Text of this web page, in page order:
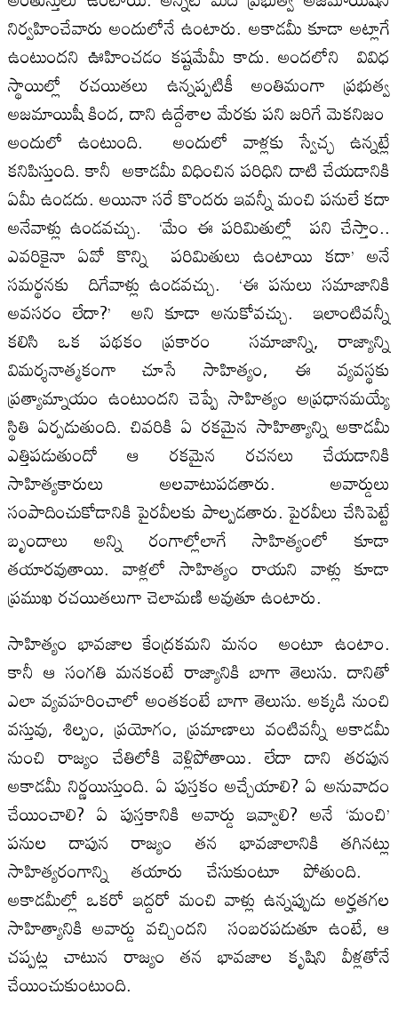
నిర్వహించేవారు అందులోనే ఉంటారు. అకాడమీ కూడా అట్లాగే
ఉంటుందని ఊహించడం కష్టమేమీ కాదు. అందలోని వివిధ
స్థాయిల్లో రచయితలు ఉన్నప్పటికీ అంతిమంగా ప్రభుత్వ
అజమాయిషీ కింద, దాని ఉద్దేశాల మేరకు పని జరిగే మెకనిజం
అందులో ఉంటుంది. అందులో వాళ్లకు స్వేచ్ఛ ఉన్నట్లే
కనిపిస్తుంది. కానీ అకాడమీ విధించిన పరిధిని దాటి చేయడానికి
ఏమీ ఉండదు. అయినా సరే కొందరు ఇవన్నీ మంచి పనులే కదా
అనేవాళ్లు ఉండవచ్చు. ‘మేం ఈ పరిమితుల్లో పని చేస్తాం..
ఎవరికైనా ఏవో కొన్ని పరిమితులు ఉంటాయి కదా’ అనే
సమర్థనకు దిగేవాళ్లు ఉండవచ్చు. ‘ఈ పనులు సమాజానికి
అవసరం లేదా?’ అని కూడా అనుకోవచ్చు. ఇలాంటివన్నీ
కలిసి ఒక పథకం ప్రకారం సమాజాన్ని, రాజ్యాన్ని
విమర్శనాత్మకంగా చూసే సాహిత్యం, ఈ వ్యవస్థకు
ప్రత్యామ్నాయం ఉంటుందని చెప్పే సాహిత్యం అప్రధానమయ్యే
స్థితి ఏర్పడుతుంది. చివరికి ఏ రకమైన సాహిత్యాన్ని అకాడమీ
ఎత్తిపడుతుందో ఆ రకమైన రచనలు చేయడానికి
సాహిత్యకారులు అలవాటుపడతారు. అవార్డులు
సంపాదించుకోడానికి పైరవీలకు పాల్పడతారు. పైరవీలు చేసిపెట్టే
బృందాలు అన్ని రంగాల్లోలాగే సాహిత్యంలో కూడా
తయారవుతాయి. వాళ్లలో సాహిత్యం రాయని వాళ్లు కూడా
ప్రముఖ రచయితలుగా చెలామణి అవుతూ ఉంటారు.
సాహిత్యం భావజాల కేంద్రకమని మనం అంటూ ఉంటాం.
కానీ ఆ సంగతి మనకంటే రాజ్యానికి బాగా తెలుసు. దానితో
ఎలా వ్యవహరించాలో అంతకంటే బాగా తెలుసు. అక్కడి నుంచి
వస్తువు, శిల్పం, ప్రయోగం, ప్రమాణాలు వంటివన్నీ అకాడమీ
నుంచి రాజ్యం చేతిలోకి వెళ్లిపోతాయి. లేదా దాని తరపున
అకాడమీ నిర్ణయిస్తుంది. ఏ పుస్తకం అచ్చేయాలి? ఏ అనువాదం
చేయించాలి? ఏ పుస్తకానికి అవార్డు ఇవ్వాలి? అనే ‘మంచి’
పనుల దాపున రాజ్యం తన భావజాలానికి తగినట్లు
సాహిత్యరంగాన్ని తయారు చేసుకుంటూ పోతుంది.
అకాడమీల్లో ఒకరో ఇద్దరో మంచి వాళ్లు ఉన్నప్పుడు అర్హతగల
సాహిత్యానికి అవార్డు వచ్చిందని సంబరపడుతూ ఉంటే, ఆ
చప్పట్ల చాటున రాజ్యం తన భావజాల కృషిని వీళ్లతోనే
చేయించుకుంటుంది.